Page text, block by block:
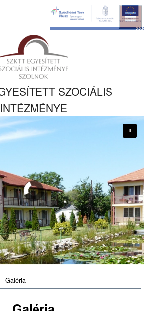
Kezdőlapra
ugrás
SZOCIÁLIS
INTÉZMÉNYE
Galéria